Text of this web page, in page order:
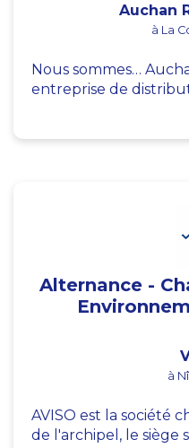
Auchan
à La
Nous sommes…
entreprise de
Alternance -
à
AVISO est la société
de l'archipel, le siège